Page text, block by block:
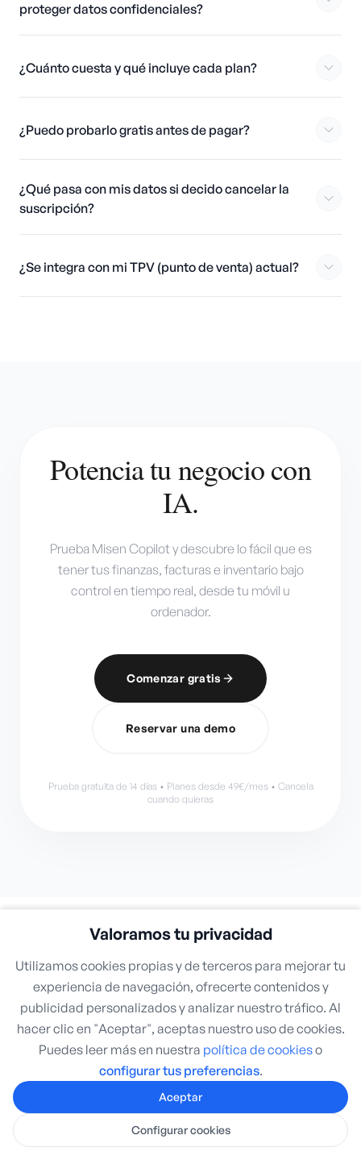
proteger datos confidenciales?
¿Cuánto cuesta y qué incluye cada plan?
¿Puedo probarlo gratis antes de pagar?
¿Qué pasa con mis datos si decido cancelar la
suscripción?
¿Se integra con mi TPV (punto de venta) actual?
Potencia tu negocio con
IA.
Prueba Misen Copilot y descubre lo fácil que es
tener tus finanzas, facturas e inventario bajo
control en tiempo real, desde tu móvil u
ordenador.
Comenzar gratis
Reservar una demo
Prueba gratuita de 14 días • Planes desde 49€/mes • Cancela
cuando quieras
Valoramos tu privacidad
Utilizamos cookies propias y de terceros para mejorar tu
experiencia de navegación, ofrecerte contenidos y
publicidad personalizados y analizar nuestro tráfico. Al
hacer clic en "Aceptar", aceptas nuestro uso de cookies.
Puedes leer más en nuestra política de cookieso
configurar tus preferencias.
Aceptar
Configurar cookies